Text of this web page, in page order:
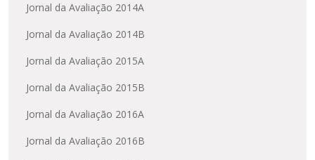
Jornal da Avaliação 2014A
Jornal da Avaliação 2014B
Jornal da Avaliação 2015A
Jornal da Avaliação 2015B
Jornal da Avaliação 2016A
Jornal da Avaliação 2016B